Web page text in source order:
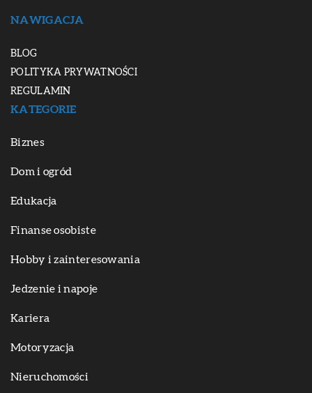
NAWIGACJA
BLOG
POLITYKA PRYWATNOŚCI
REGULAMIN
KATEGORIE
Biznes
Dom i ogród
Edukacja
Finanse osobiste
Hobby i zainteresowania
Jedzenie i napoje
Kariera
Motoryzacja
Nieruchomości